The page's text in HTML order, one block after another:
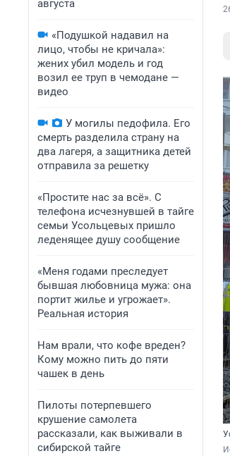
августа
«Подушкой надавил на
лицо, чтобы не кричала»:
жених убил модель и год
возил ее труп в чемодане —
видео
У могилы педофила. Его
смерть разделила страну на
два лагеря, а защитника детей
отправила за решетку
«Простите нас за всё». С
телефона исчезнувшей в тайге
семьи Усольцевых пришло
леденящее душу сообщение
«Меня годами преследует
бывшая любовница мужа: она
портит жилье и угрожает».
Реальная история
Нам врали, что кофе вреден?
Кому можно пить до пяти
чашек в день
Пилоты потерпевшего
крушение самолета
рассказали, как выживали в
сибирской тайге